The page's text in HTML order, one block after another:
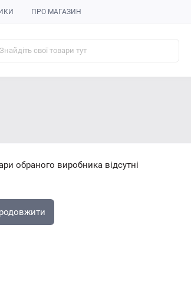
ПРО МАГАЗИН
обраного виробника відсутні